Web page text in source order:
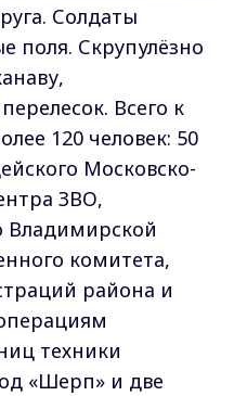
Солдаты
поля. Скрупулёзно
Всего к
120 человек: 50
Московско-
ЗВО,
Владимирской
комитета,
района и
техники
«Шерп» и две